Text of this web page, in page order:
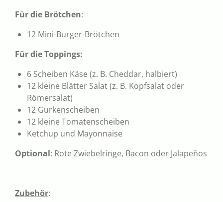
Für die Brötchen:
12 Mini-Burger-Brötchen
Für die Toppings:
6 Scheiben Käse (z. B. Cheddar, halbiert)
12 kleine Blätter Salat (z. B. Kopfsalat oder
Römersalat)
12 Gurkenscheiben
12 kleine Tomatenscheiben
Ketchup und Mayonnaise
Optional: Rote Zwiebelringe, Bacon oder Jalapeños
Zubehör: